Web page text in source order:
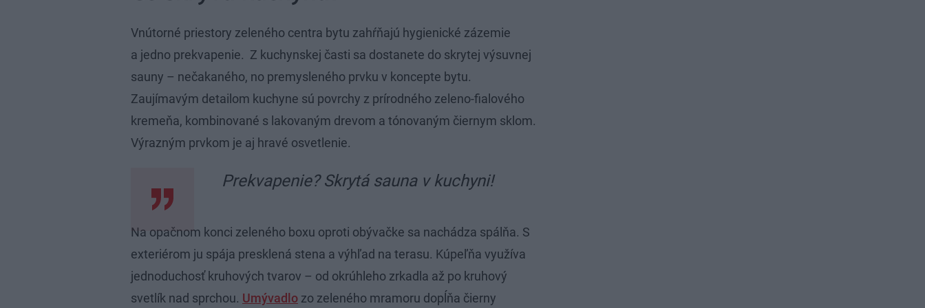
Vnútorné priestory zeleného centra bytu zahŕňajú hygienické zázemie
a jedno prekvapenie. Z kuchynskej časti sa dostanete do skrytej výsuvnej
sauny – nečakaného, no premysleného prvku v koncepte bytu.
Zaujímavým detailom kuchyne sú povrchy z prírodného zeleno-fialového
kremeňa, kombinované s lakovaným drevom a tónovaným čiernym sklom.
Výrazným prvkom je aj hravé osvetlenie.
Prekvapenie? Skrytá sauna v kuchyni!
Na opačnom konci zeleného boxu oproti obývačke sa nachádza spálňa. S
exteriérom ju spája presklená stena a výhľad na terasu. Kúpeľňa využíva
jednoduchosť kruhových tvarov – od okrúhleho zrkadla až po kruhový
svetlík nad sprchou. Umývadlo zo zeleného mramoru dopĺňa čierny